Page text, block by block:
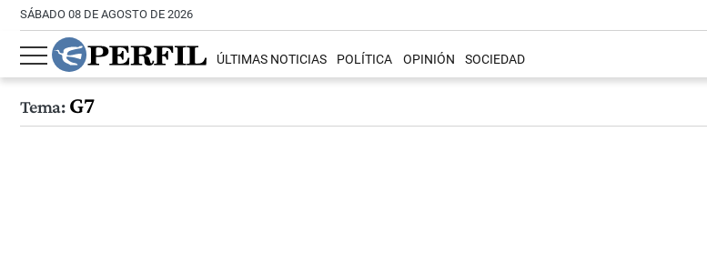
SÁBADO 08 DE AGOSTO DE 2026
ÚLTIMAS NOTICIAS POLÍTICA OPINIÓN SOCIEDAD
Tema:G7